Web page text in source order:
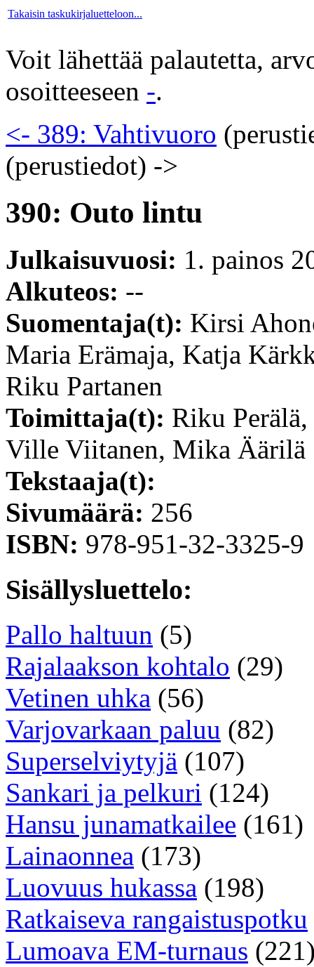
Takaisin taskukirjaluetteloon...
Voit lähettää palautetta,
osoitteeseen -.
<- 389: Vahtivuoro
(perustiedot) ->
390: Outo lintu
Julkaisuvuosi: 1. painos
Alkuteos: --
Suomentaja(t): Kirsi
Maria Erämaja, Katja
Riku Partanen
Toimittaja(t): Riku
Ville Viitanen, Mika Äärilä
Tekstaaja(t):
Sivumäärä: 256
ISBN: 978-951-32-3325-9
Sisällysluettelo:
Pallo haltuun (5)
Rajalaakson kohtalo (29)
Vetinen uhka (56)
Varjovarkaan paluu (82)
Superselviytyjä (107)
Sankari ja pelkuri (124)
Hansu junamatkailee (161)
Lainaonnea (173)
Luovuus hukassa (198)
Ratkaiseva rangaistuspotku
Lumoava EM-turnaus